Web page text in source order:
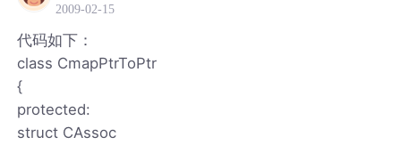
2009-02-15
代码如下：
class CmapPtrToPtr
{
protected:
struct CAssoc